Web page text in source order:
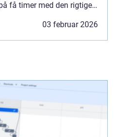
få timer med den rigtige
03 februar 2026